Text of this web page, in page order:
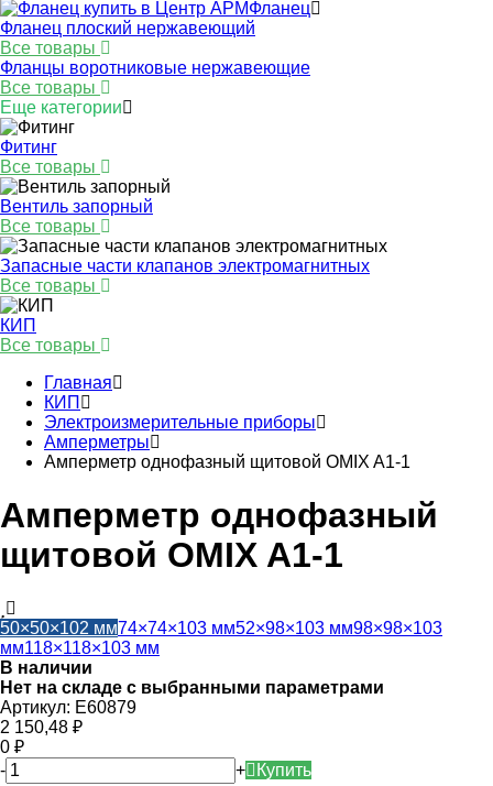
Фланец
Фланец плоский нержавеющий
Все товары
Фланцы воротниковые нержавеющие
Все товары
Еще категории
Фитинг
Все товары
Вентиль запорный
Все товары
Запасные части клапанов электромагнитных
Все товары
КИП
Все товары
Главная
КИП
Электроизмерительные приборы
Амперметры
Амперметр однофазный щитовой OMIX A1-1
Амперметр однофазный
щитовой OMIX A1-1
50×50×102 мм74×74×103 мм52×98×103 мм98×98×103
мм118×118×103 мм
В наличии
Нет на складе с выбранными параметрами
Артикул: E60879
2 150,48 ₽
0 ₽
-
+
Купить